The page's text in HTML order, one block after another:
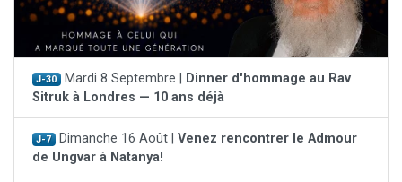
J-30 Mardi 8 Septembre |
Dinner d'hommage au Rav
Sitruk à Londres — 10 ans déjà
J-7 Dimanche 16 Août | Venez rencontrer le Admour
de Ungvar à Natanya!